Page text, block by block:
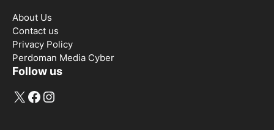
About Us
Contact us
Privacy Policy
Perdoman Media Cyber
Follow us
X Facebook
Instagram